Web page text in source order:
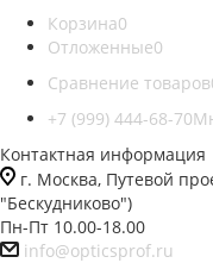
Корзина0
Отложенные0
Сравнение товаров
+7 (999) 444-68-70
Контактная информация
г. Москва, Путевой
"Бескудниково")
Пн-Пт 10.00-18.00
info@opticsprof.ru